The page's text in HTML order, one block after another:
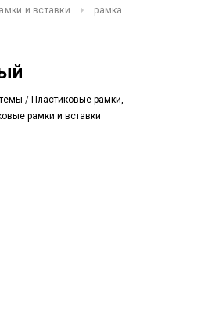
и вставки
рамка
/ Пластиковые рамки,
рамки и вставки